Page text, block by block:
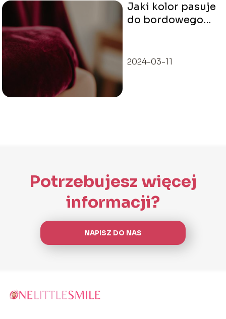
Jaki kolor pasuje
do bordowego
2024-03-11
Potrzebujesz więcej
informacji?
NAPISZ DO NAS